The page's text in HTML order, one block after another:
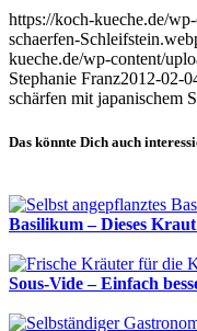
https://koch-kueche.de/
schaerfen-
kueche.de/wp-content/
Stephanie Franz2012-02-
schärfen mit japanischem
Das könnte Dich auch
Basilikum – Dieses
Sous-Vide – Einfach